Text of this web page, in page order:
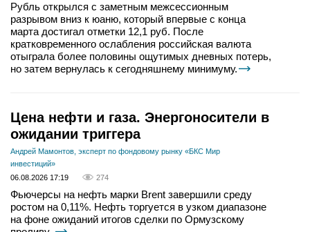
Рубль открылся с заметным межсессионным
разрывом вниз к юаню, который впервые с конца
марта достигал отметки 12,1 руб. После
кратковременного ослабления российская валюта
отыграла более половины ощутимых дневных потерь,
но затем вернулась к сегодняшнему минимуму.
Цена нефти и газа. Энергоносители в
ожидании триггера
Андрей Мамонтов, эксперт по фондовому рынку «БКС Мир
инвестиций»
06.08.2026 17:19
274
Фьючерсы на нефть марки Brent завершили среду
ростом на 0,11%. Нефть торгуется в узком диапазоне
на фоне ожиданий итогов сделки по Ормузскому